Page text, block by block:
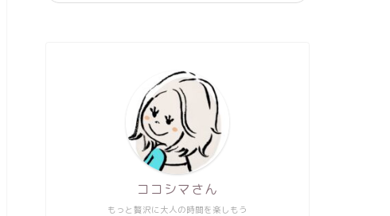
もっと贅沢に大人の時間を楽しもう
ココシマさん